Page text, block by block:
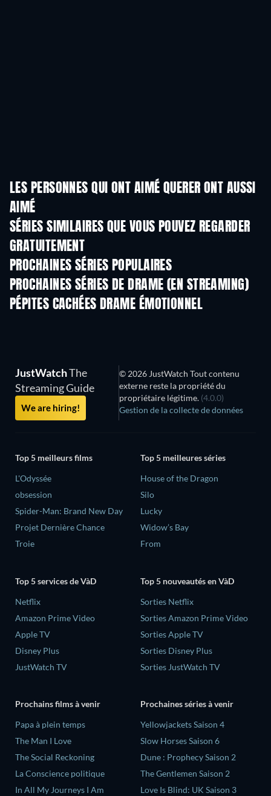
LES PERSONNES QUI ONT AIMÉ QUERER ONT AUSSI
AIMÉ
SÉRIES SIMILAIRES QUE VOUS POUVEZ REGARDER
GRATUITEMENTSérie
PROCHAINES SÉRIES POPULAIRES
Série Série
PROCHAINES SÉRIES DE DRAME (EN STREAMING)
Saison 4 Saison 6
PÉPITES CACHÉES DRAME ÉMOTIONNEL
JustWatchThe
Streaming Guide
We are hiring!
© 2026 JustWatch Tout contenu
externe reste la propriété du
propriétaire légitime. (4.0.0)
Gestion de la collecte de données
Top 5 meilleurs films
L'Odyssée
obsession
Spider-Man: Brand New Day
Projet Dernière Chance
Troie
Top 5 meilleures séries
House of the Dragon
Silo
Lucky
Widow’s Bay
From
Top 5 services de VàD
Netflix
Amazon Prime Video
Apple TV
Disney Plus
JustWatch TV
Top 5 nouveautés en VàD
Sorties Netflix
Sorties Amazon Prime Video
Sorties Apple TV
Sorties Disney Plus
Sorties JustWatch TV
Prochains films à venir
‎Papa à plein temps
The Man I Love
The Social Reckoning
La Conscience politique
In All My Journeys I Am
Prochaines séries à venir
Yellowjackets Saison 4
Slow Horses Saison 6
Dune : Prophecy Saison 2
The Gentlemen Saison 2
Love Is Blind: UK Saison 3